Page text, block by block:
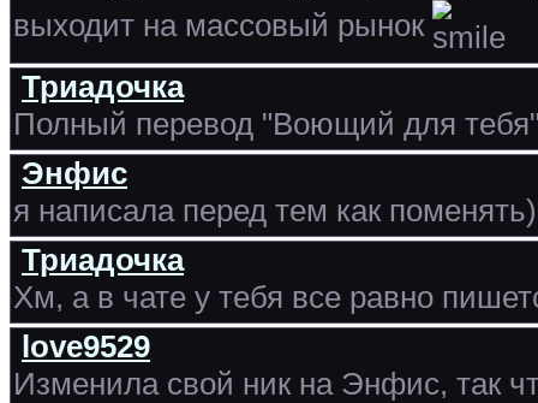
выходит на массовый рынок
Триадочка
Полный перевод "Воющий для
Энфис
я написала перед тем как поменять)
Триадочка
Хм, а в чате у тебя все равно
love9529
Изменила свой ник на Энфис, так